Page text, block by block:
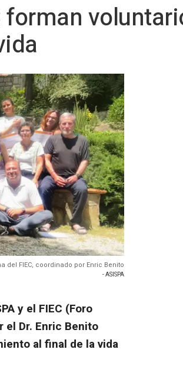
forman
del FIEC, coordinado por Enric Benito
- ASISPA
y el FIEC (Foro
el Dr. Enric Benito
al final de la vida